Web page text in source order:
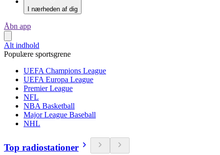
I nærheden af dig
Åbn app
Alt indhold
Populære sportsgrene
UEFA Champions League
UEFA Europa League
Premier League
NFL
NBA Basketball
Major League Baseball
NHL
Top radiostationer